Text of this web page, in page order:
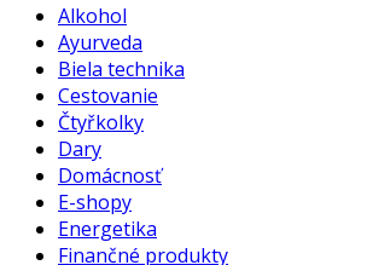
Alkohol
Ayurveda
Biela technika
Cestovanie
Čtyřkolky
Dary
Domácnosť
E-shopy
Energetika
Finančné produkty